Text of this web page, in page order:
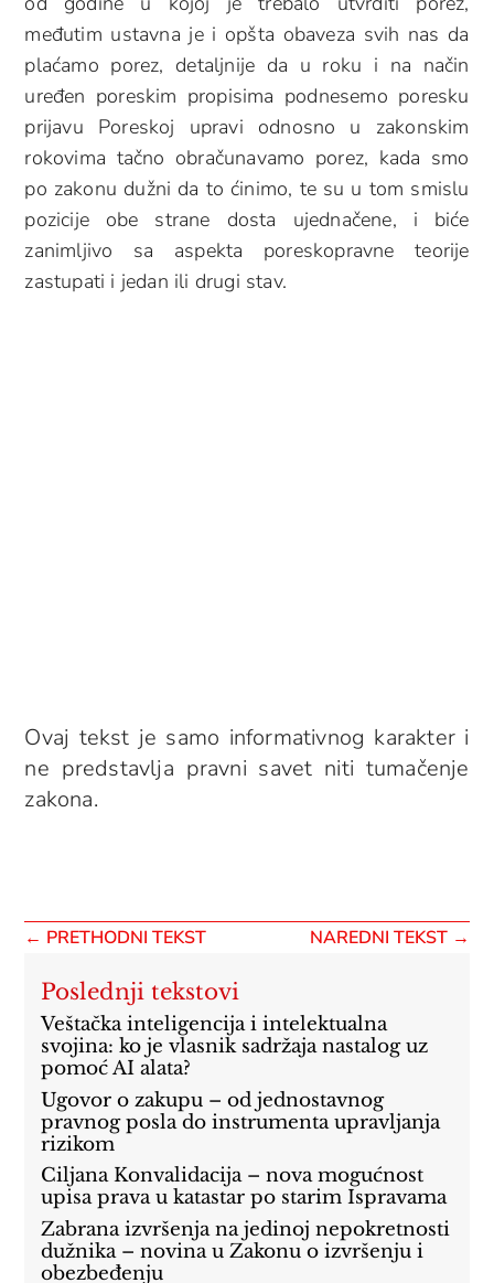
međutim ustavna je i opšta obaveza svih nas da
plaćamo porez, detaljnije da u roku i na način
uređen poreskim propisima podnesemo poresku
prijavu Poreskoj upravi odnosno u zakonskim
rokovima tačno obračunavamo porez, kada smo
po zakonu dužni da to ćinimo, te su u tom smislu
pozicije obe strane dosta ujednačene, i biće
zanimljivo sa aspekta poreskopravne teorije
zastupati i jedan ili drugi stav.
Ovaj tekst je samo informativnog karakter i
ne predstavlja pravni savet niti tumačenje
zakona.
← PRETHODNI TEKST NAREDNI TEKST→
Poslednji tekstovi
Veštačka inteligencija i intelektualna
svojina: ko je vlasnik sadržaja nastalog uz
pomoć AI alata?
Ugovor o zakupu – od jednostavnog
pravnog posla do instrumenta upravljanja
rizikom
Ciljana Konvalidacija – nova mogućnost
upisa prava u katastar po starim Ispravama
Zabrana izvršenja na jedinoj nepokretnosti
dužnika – novina u Zakonu o izvršenju i
obezbeđenju